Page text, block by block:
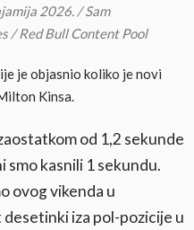
2026. / Sam
/ Red Bull Content Pool
je objasnio koliko je novi
Kinsa.
od 1,2 sekunde
smo kasnili 1 sekundu.
ovog vikenda u
iza pol-pozicije u